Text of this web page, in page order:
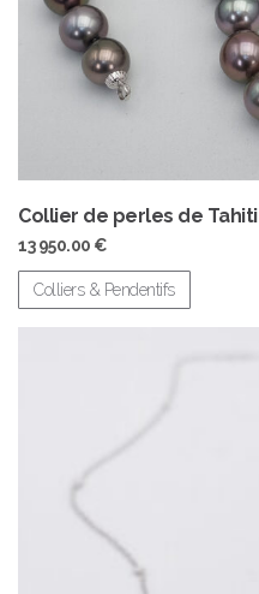
Collier de perles de Tahiti
13 950.00 €
Colliers & Pendentifs